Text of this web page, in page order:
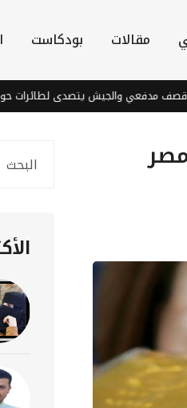
مقالات بودكاست
يتصدى لطائرات حوثية مسيّرة